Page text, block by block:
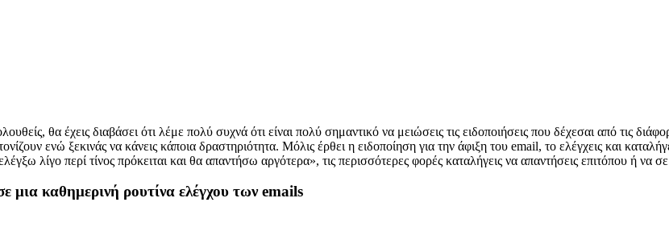
θα έχεις διαβάσει ότι λέμε πολύ συχνά ότι είναι πολύ σημαντικό να μειώσεις τις ειδοποιήσεις που δέχεσαι από τις
ενώ ξεκινάς να κάνεις κάποια δραστηριότητα. Μόλις έρθει η ειδοποίηση για την άφιξη του email, το ελέγχεις και
λίγο περί τίνος πρόκειται και θα απαντήσω αργότερα», τις περισσότερες φορές καταλήγεις να απαντήσεις επιτόπου ή
μια καθημερινή ρουτίνα ελέγχου των emails